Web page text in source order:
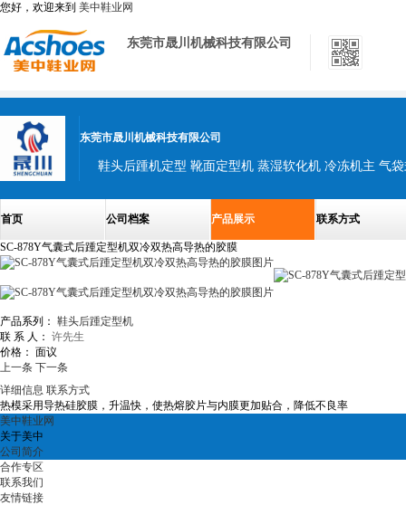
您好，欢迎来到 美中鞋业网
东莞市晟川机械科技有限公司
东莞市晟川机械科技有限公司
首页 公司档案 产品展示 联系方式
SC-878Y气囊式后踵定型机双冷双热高导热的胶膜
产品系列： 鞋头后踵定型机
联 系 人： 许先生
价格： 面议
上一条 下一条
详细信息 联系方式
热模采用导热硅胶膜，升温快，使热熔胶片与内膜更加贴合，降低不良率
美中鞋业网
关于美中
公司简介
合作专区
联系我们
友情链接